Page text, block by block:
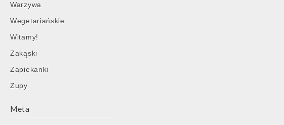
Warzywa
Wegetariańskie
Witamy!
Zakąski
Zapiekanki
Zupy
Meta